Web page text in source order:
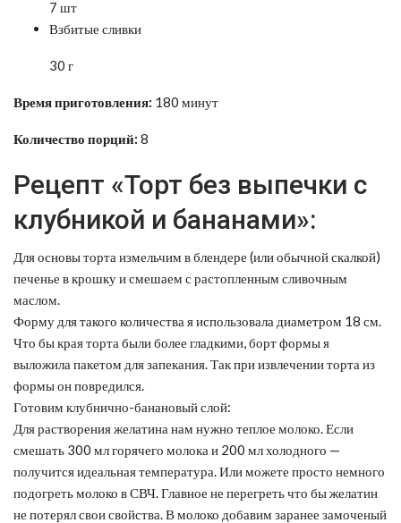
7 шт
Взбитые сливки
30 г
Время приготовления: 180 минут
Количество порций: 8
Рецепт «Торт без выпечки с
клубникой и бананами»:
Для основы торта измельчим в блендере (или обычной скалкой)
печенье в крошку и смешаем с растопленным сливочным
маслом.
Форму для такого количества я использовала диаметром 18 см.
Что бы края торта были более гладкими, борт формы я
выложила пакетом для запекания. Так при извлечении торта из
формы он повредился.
Готовим клубнично-банановый слой:
Для растворения желатина нам нужно теплое молоко. Если
смешать 300 мл горячего молока и 200 мл холодного —
получится идеальная температура. Или можете просто немного
подогреть молоко в СВЧ. Главное не перегреть что бы желатин
не потерял свои свойства. В молоко добавим заранее замоченый